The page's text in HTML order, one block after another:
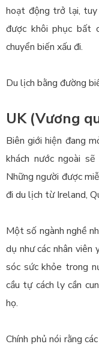
hoạt động trở lại, tuy
được khôi phục bất
chuyển biến xấu đi.
Du lịch bằng đường
UK (Vương
Biên giới hiện đang
khách nước ngoài
Những người được
đi du lịch từ Ireland,
Một số ngành nghề
dụ như các nhân viên
sóc sức khỏe trong
cầu tự cách ly cần
họ.
Chính phủ nói rằng